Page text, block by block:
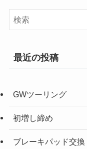
最近の投稿
GWツーリング
初増し締め
ブレーキパッド交換